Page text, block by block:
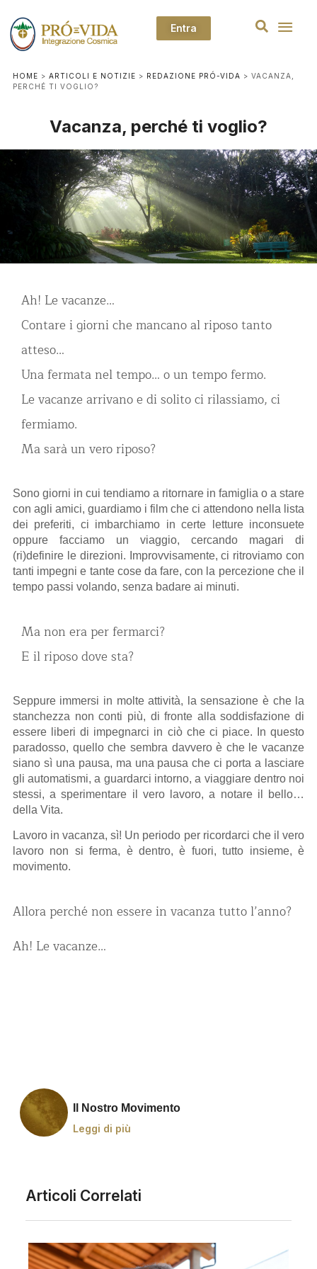
Entra
HOME > ARTICOLI E NOTIZIE > REDAZIONE PRÓ-VIDA > VACANZA,
PERCHÉ TI VOGLIO?
Vacanza, perché ti voglio?
Ah! Le vacanze…
Contare i giorni che mancano al riposo tanto
atteso…
Una fermata nel tempo… o un tempo fermo.
Le vacanze arrivano e di solito ci rilassiamo, ci
fermiamo.
Ma sarà un vero riposo?
Sono giorni in cui tendiamo a ritornare in famiglia o a stare
con agli amici, guardiamo i film che ci attendono nella lista
dei preferiti, ci imbarchiamo in certe letture inconsuete
oppure facciamo un viaggio, cercando magari di
(ri)definire le direzioni. Improvvisamente, ci ritroviamo con
tanti impegni e tante cose da fare, con la percezione che il
tempo passi volando, senza badare ai minuti.
Ma non era per fermarci?
E il riposo dove sta?
Seppure immersi in molte attività, la sensazione è che la
stanchezza non conti più, di fronte alla soddisfazione di
essere liberi di impegnarci in ciò che ci piace. In questo
paradosso, quello che sembra davvero è che le vacanze
siano sì una pausa, ma una pausa che ci porta a lasciare
gli automatismi, a guardarci intorno, a viaggiare dentro noi
stessi, a sperimentare il vero lavoro, a notare il bello…
della Vita.
Lavoro in vacanza, sì! Un periodo per ricordarci che il vero
lavoro non si ferma, è dentro, è fuori, tutto insieme, è
movimento.
Allora perché non essere in vacanza tutto l’anno?
Ah! Le vacanze…
Il Nostro Movimento
Leggi di più
Articoli Correlati